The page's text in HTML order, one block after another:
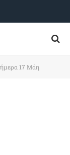
17 Μάη